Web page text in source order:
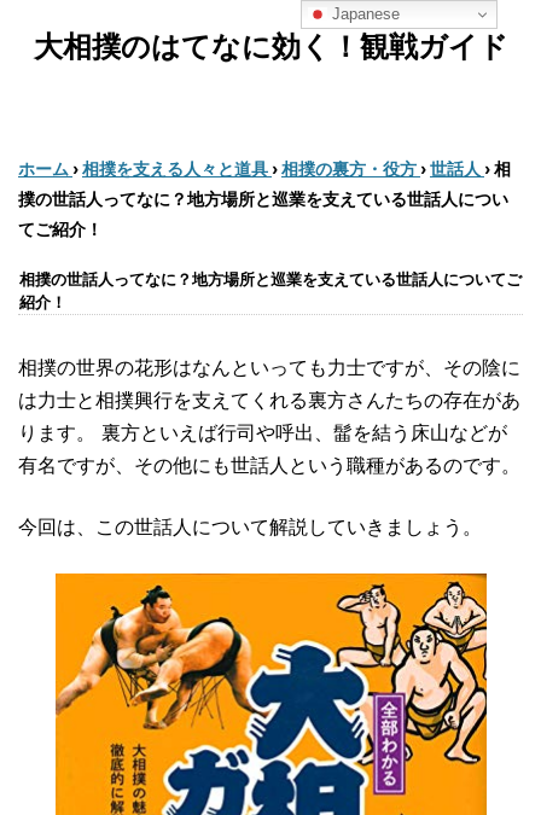
大相撲のはてなに効く！観戦ガイド
ホーム ›相撲を支える人々と道具 ›相撲の裏方・役方 ›世話人 ›相
撲の世話人ってなに？地方場所と巡業を支えている世話人につい
てご紹介！
相撲の世話人ってなに？地方場所と巡業を支えている世話人についてご
紹介！
相撲の世界の花形はなんといっても力士ですが、その陰に
は力士と相撲興行を支えてくれる裏方さんたちの存在があ
ります。 裏方といえば行司や呼出、髷を結う床山などが
有名ですが、その他にも世話人という職種があるのです。
今回は、この世話人について解説していきましょう。
Japanese